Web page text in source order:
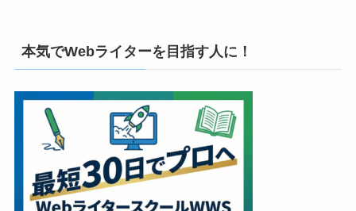
本気でWebライターを目指す人に！